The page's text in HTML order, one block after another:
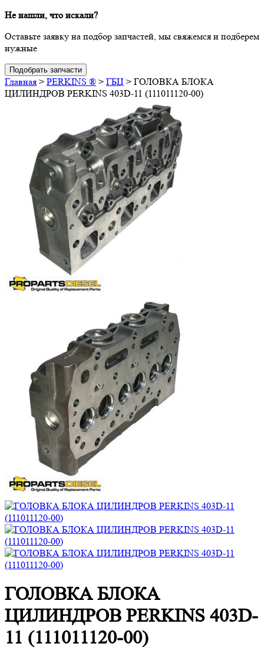
Не нашли, что искали?
Оставьте заявку на подбор запчастей, мы свяжемся и подберем
нужные
Подобрать запчасти
Главная > PERKINS ® > ГБЦ > ГОЛОВКА БЛОКА
ЦИЛИНДРОВ PERKINS 403D-11 (111011120-00)
ГОЛОВКА БЛОКА
ЦИЛИНДРОВ PERKINS 403D-
11 (111011120-00)